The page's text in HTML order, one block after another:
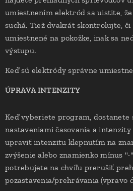
umiestnením elektród sa uistite, že
suchá. Tiež dvakrát skontrolujte, či
umiestnené na pokožke, inak sa
výstupu.
Keď sú elektródy správne
ÚPRAVA INTENZITY
Keď vyberiete program, dostanete
nastaveniami časovania a
upraviť intenzitu klepnutím na
zvýšenie alebo znamienko mínus
potrebujete na chvíľu prerušiť
pozastavenia/prehrávania (vpravo